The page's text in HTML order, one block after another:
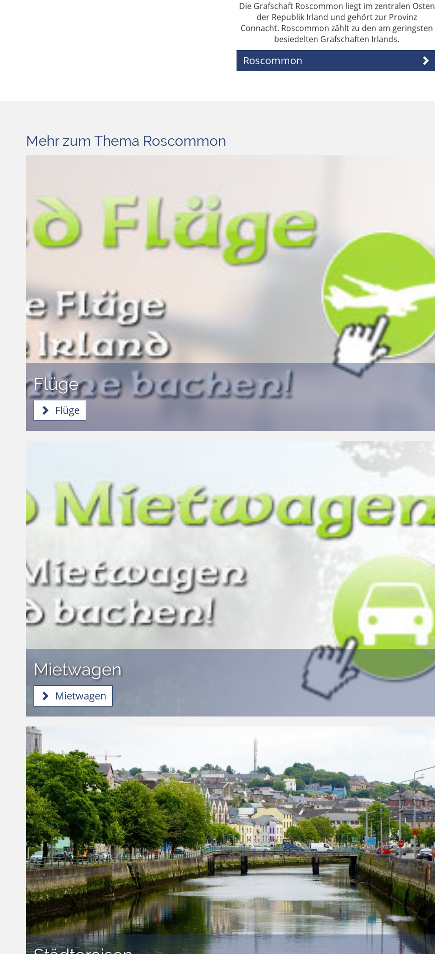
Die Grafschaft Roscommon liegt im zentralen Osten
der Republik Irland und gehört zur Provinz
Connacht. Roscommon zählt zu den am geringsten
besiedelten Grafschaften Irlands.
Roscommon
Mehr zum Thema Roscommon
Flüge
Flüge
Mietwagen
Mietwagen